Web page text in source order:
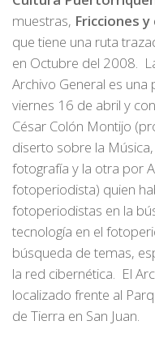
muestras, Fricciones
que tiene una ruta
en Octubre del 2008.
Archivo General es
viernes 16 de abril y
César Colón Montijo
diserto sobre la
fotografía y la otra por
fotoperiodista) quien
fotoperiodistas en la
tecnología en el
búsqueda de temas,
la red cibernética. El
localizado frente al
de Tierra en San Juan.